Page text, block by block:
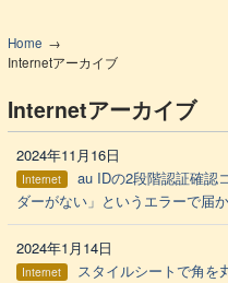
Home
Internetアーカイブ
Internetアーカイブ
2024年11月16日
Internet
au IDの2段階認証確認
ダーがない」というエラーで届
2024年1月14日
Internet スタイルシートで角を